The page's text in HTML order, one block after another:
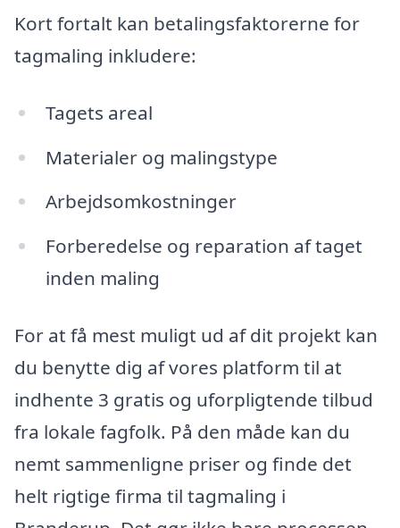
Kort fortalt kan betalingsfaktorerne for
tagmaling inkludere:
Tagets areal
Materialer og malingstype
Arbejdsomkostninger
Forberedelse og reparation af taget
inden maling
For at få mest muligt ud af dit projekt kan
du benytte dig af vores platform til at
indhente 3 gratis og uforpligtende tilbud
fra lokale fagfolk. På den måde kan du
nemt sammenligne priser og finde det
helt rigtige firma til tagmaling i